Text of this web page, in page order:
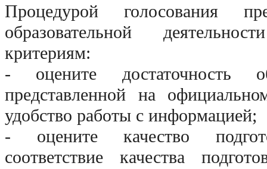
Процедурой голосования
образовательной
критериям:
- оцените достаточность
представленной на
удобство работы с информацией;
- оцените качество
соответствие качества